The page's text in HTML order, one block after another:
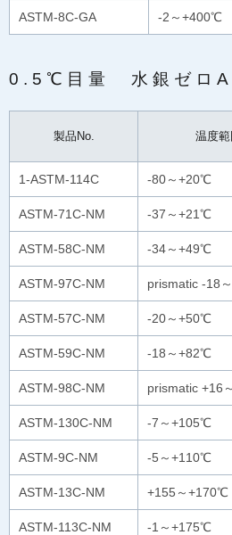
ASTM-8C-GA -2～+400℃
0.5℃目量 水銀ゼロ
製品No. 温度範
1-ASTM-114C -80～+20℃
ASTM-71C-NM -37～+21℃
ASTM-58C-NM -34～+49℃
ASTM-97C-NM prismatic -18
ASTM-57C-NM -20～+50℃
ASTM-59C-NM -18～+82℃
ASTM-98C-NM prismatic +16
ASTM-130C-NM -7～+105℃
ASTM-9C-NM -5～+110℃
ASTM-13C-NM +155～+170℃
ASTM-113C-NM -1～+175℃